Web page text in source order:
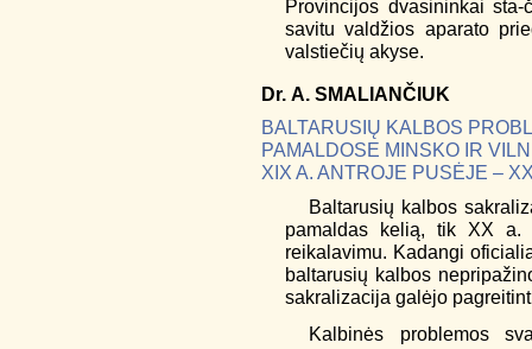
Provincijos dvasininkai
savitu valdžios aparato
valstiečių akyse.
Dr. A. SMALIANČIUK
BALTARUSIŲ KALBOS
PAMALDOSE MINSKO IR
XIX A. ANTROJE PUSĖJE –
Baltarusių kalbos
pamaldas kelią, tik XX a.
reikalavimu. Kadangi
baltarusių kalbos
sakralizacija galėjo
Kalbinės problemos